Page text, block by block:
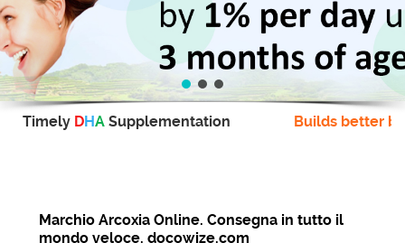
Timely DHA Supplementation Builds better
Marchio Arcoxia Online. Consegna in tutto il
mondo veloce. docowize.com